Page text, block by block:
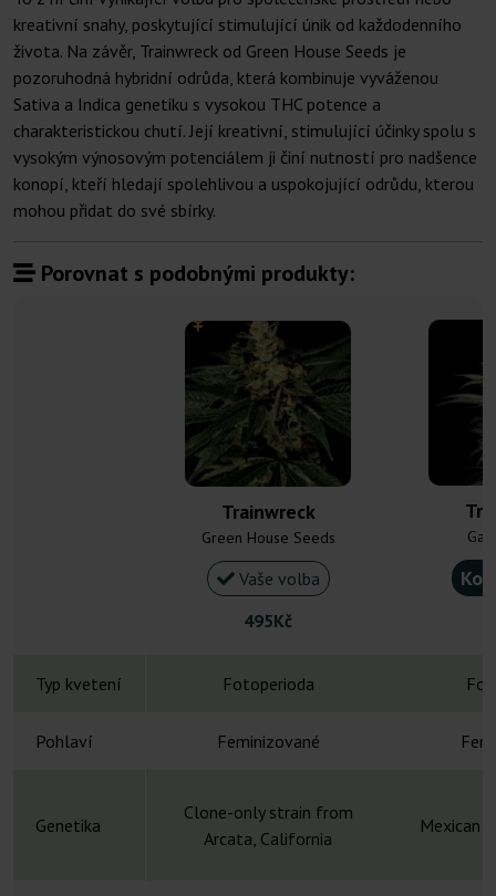
kreativní snahy, poskytující stimulující únik od každodenního
života. Na závěr, Trainwreck od Green House Seeds je
pozoruhodná hybridní odrůda, která kombinuje vyváženou
Sativa a Indica genetiku s vysokou THC potence a
charakteristickou chutí. Její kreativní, stimulující účinky spolu s
vysokým výnosovým potenciálem ji činí nutností pro nadšence
konopí, kteří hledají spolehlivou a uspokojující odrůdu, kterou
mohou přidat do své sbírky.
Porovnat s podobnými produkty:
Trainwreck
Green House Seeds
Vaše volba
495Kč
Typ kvetení Fotoperioda
Pohlaví Feminizované
Genetika
Clone-only strain from
Arcata, California
Mexican